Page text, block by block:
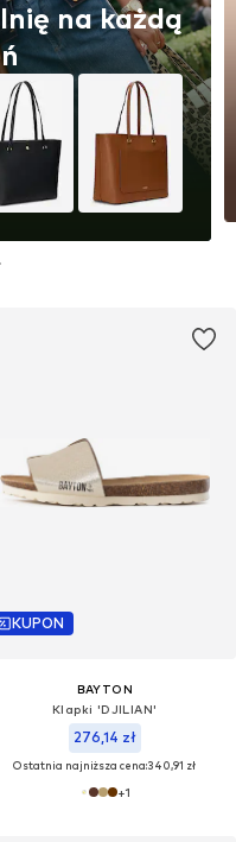
na każdą
KUPON
BAYTON
Klapki 'DJILIAN'
276,14 zł
Ostatnia najniższa cena:340,91 zł
+1